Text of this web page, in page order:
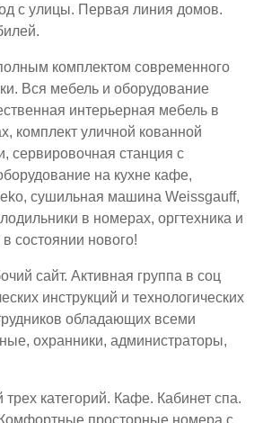
с улицы. Первая линия домов.
комплектом современного
Вся мебель и оборудование
интерьерная мебель в
комплект уличной кованной
сервировочная станция с
на кухне кафе,
сушильная машина Weissgauff,
в номерах, оргтехника и
состоянии нового!
сайт. Активная группа в соц
инструкций и технологических
обладающих всеми
охранники, администраторы,
трех категорий. Кафе. Кабинет спа.
просторные номера с